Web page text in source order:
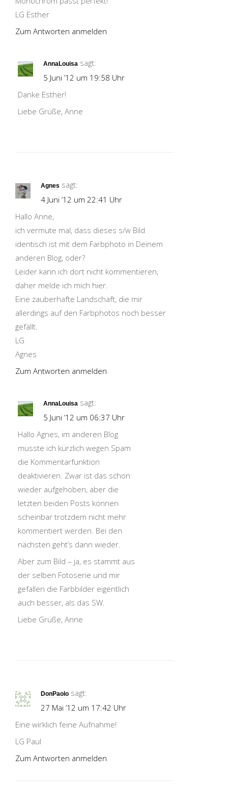
LG Esther
Zum Antworten anmelden
AnnaLouisa sagt:
5 Juni ’12 um 19:58 Uhr
Danke Esther!
Liebe Grüße, Anne
Agnes sagt:
4 Juni ’12 um 22:41 Uhr
Hallo Anne,
ich vermute mal, dass dieses s/w Bild
identisch ist mit dem Farbphoto in Deinem
anderen Blog, oder?
Leider kann ich dort nicht kommentieren,
daher melde ich mich hier.
Eine zauberhafte Landschaft, die mir
allerdings auf den Farbphotos noch besser
gefällt.
LG
Agnes
Zum Antworten anmelden
AnnaLouisa sagt:
5 Juni ’12 um 06:37 Uhr
Hallo Agnes, im anderen Blog
musste ich kürzlich wegen Spam
die Kommentarfunktion
deaktivieren. Zwar ist das schon
wieder aufgehoben, aber die
letzten beiden Posts können
scheinbar trotzdem nicht mehr
kommentiert werden. Bei den
nächsten geht’s dann wieder.
Aber zum Bild – ja, es stammt aus
der selben Fotoserie und mir
gefallen die Farbbilder eigentlich
auch besser, als das SW.
Liebe Grüße, Anne
DonPaolo sagt:
27 Mai ’12 um 17:42 Uhr
Eine wirklich feine Aufnahme!
LG Paul
Zum Antworten anmelden